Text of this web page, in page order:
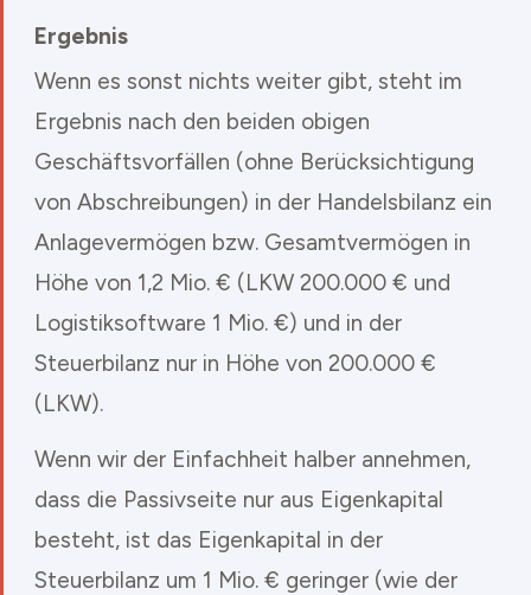
Ergebnis
Wenn es sonst nichts weiter gibt, steht im
Ergebnis nach den beiden obigen
Geschäftsvorfällen (ohne Berücksichtigung
von Abschreibungen) in der Handelsbilanz ein
Anlagevermögen bzw. Gesamtvermögen in
Höhe von 1,2 Mio. € (LKW 200.000 € und
Logistiksoftware 1 Mio. €) und in der
Steuerbilanz nur in Höhe von 200.000 €
(LKW).
Wenn wir der Einfachheit halber annehmen,
dass die Passivseite nur aus Eigenkapital
besteht, ist das Eigenkapital in der
Steuerbilanz um 1 Mio. € geringer (wie der